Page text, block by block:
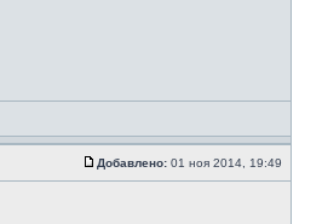
Добавлено: 01 ноя 2014, 19:49